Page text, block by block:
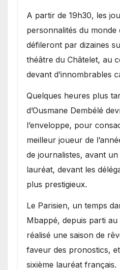
A partir de 19h30, les
personnalités du
défileront par dizaines
théâtre du Châtelet, au
devant d’innombrables
Quelques heures plus
d’Ousmane Dembélé
l’enveloppe, pour
meilleur joueur de
de journalistes, avant
lauréat, devant les
plus prestigieux.
Le Parisien, un temps
Mbappé, depuis parti au
réalisé une saison de
faveur des pronostics,
sixième lauréat français.